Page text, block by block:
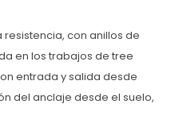
resistencia, con anillos de
en los trabajos de tree
entrada y salida desde
del anclaje desde el suelo,